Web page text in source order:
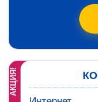
АКЦИЯ!